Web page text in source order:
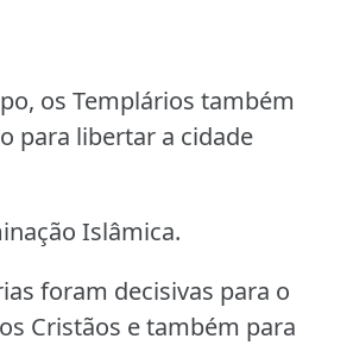
os Templários também
para libertar a cidade
Islâmica.
foram decisivas para o
Cristãos e também para